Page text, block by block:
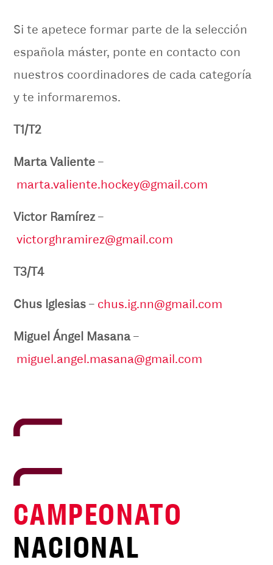
Si te apetece formar parte de la selección
española máster, ponte en contacto con
nuestros coordinadores de cada categoría
y te informaremos.
T1/T2
Marta Valiente –
marta.valiente.hockey@gmail.com
Victor Ramírez–
victorghramirez@gmail.com
T3/T4
Chus Iglesias – chus.ig.nn@gmail.com
Miguel Ángel Masana–
miguel.angel.masana@gmail.com
CAMPEONATO
NACIONAL